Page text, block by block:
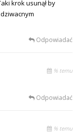
krok usunął by
Odpowiadać
% temu
Odpowiadać
% temu